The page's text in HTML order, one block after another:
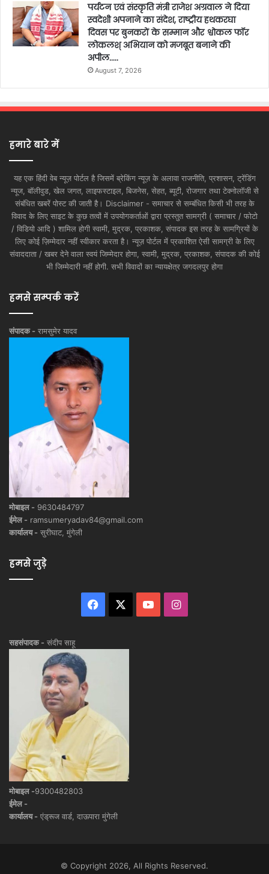
पर्यटन एवं संस्कृति मंत्री राजेश अग्रवाल ने दिया
स्वदेशी अपनाने का संदेश, राष्ट्रीय हथकरघा
दिवस पर बुनकरों के सम्मान और श्वोकल फॉर
लोकलश् अभियान को मजबूत बनाने की
अपील…..
August 7, 2026
हमारे बारे में
यह एक हिंदी वेब न्यूज़ पोर्टल है जिसमें ब्रेकिंग न्यूज़ के अलावा राजनीति, प्रशासन, ट्रेंडिंग
न्यूज, बॉलीवुड, खेल जगत, लाइफस्टाइल, बिजनेस, सेहत, ब्यूटी, रोजगार तथा टेक्नोलॉजी से
संबंधित खबरें पोस्ट की जाती है। Disclaimer - समाचार से सम्बंधित किसी भी तरह के
विवाद के लिए साइट के कुछ तत्वों में उपयोगकर्ताओं द्वारा प्रस्तुत सामग्री ( समाचार / फोटो
/ विडियो आदि ) शामिल होगी स्वामी, मुद्रक, प्रकाशक, संपादक इस तरह के सामग्रियों के
लिए कोई ज़िम्मेदार नहीं स्वीकार करता है। न्यूज़ पोर्टल में प्रकाशित ऐसी सामग्री के लिए
संवाददाता / खबर देने वाला स्वयं जिम्मेदार होगा, स्वामी, मुद्रक, प्रकाशक, संपादक की कोई
भी जिम्मेदारी नहीं होगी. सभी विवादों का न्यायक्षेत्र जगदलपुर होगा
हमसे सम्पर्क करें
संपादक - रामसुमेर यादव
मोबाइल - 9630484797
ईमेल - ramsumeryadav84@gmail.com
कार्यालय - सुरीघाट, मुंगेली
हमसे जुड़े
Facebook YouTubeInstagram
सहसंपादक - संदीप साहू
मोबाइल -9300482803
ईमेल -
कार्यालय - एंड्रूज वार्ड, दाऊपारा मुंगेली
© Copyright 2026, All Rights Reserved.